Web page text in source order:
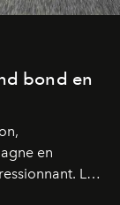
bond en
en
Le
son SUV